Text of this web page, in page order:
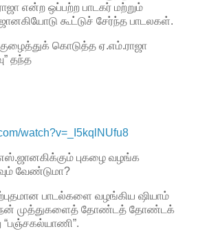
என்ற ஒப்பற்ற பாடகர் மற்றும்
கூட்டுச் சேர்ந்த பாடலகள்.
கொடுத்த ஏ.எம்.ராஜா
தந்த
watch?v=_I5kqlNUfu8
புகழை வழங்க
வேண்டுமா?
பாடல்களை வழங்கிய ஷியாம்
முத்துகளைத் தோண்டத் தோண்டக்
“பஞ்சகல்யாணி”.